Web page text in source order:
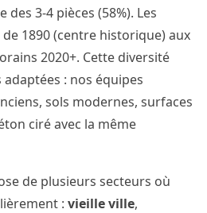
3-4 pièces (58%). Les
1890 (centre historique) aux
2020+. Cette diversité
: nos équipes
sols modernes, surfaces
ciré avec la même
de plusieurs secteurs où
: vieille ville,